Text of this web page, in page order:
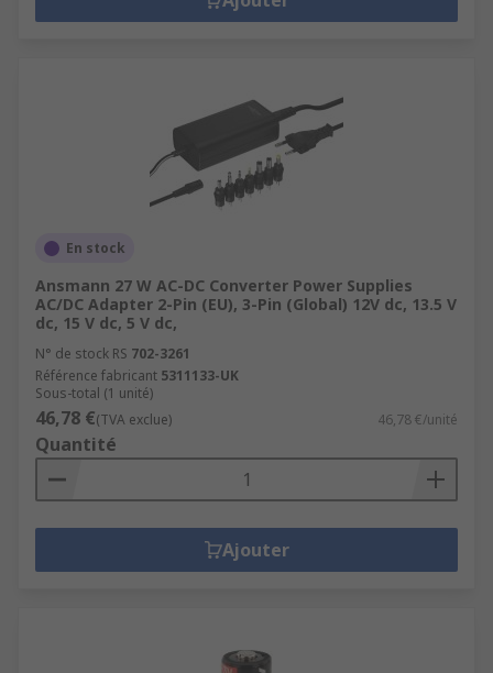
En stock
Ansmann 27 W AC-DC Converter Power Supplies
AC/DC Adapter 2-Pin (EU), 3-Pin (Global) 12V dc, 13.5 V
dc, 15 V dc, 5 V dc,
N° de stock RS 702-3261
Référence fabricant 5311133-UK
Sous-total (1 unité)
46,78 €(TVA exclue) 46,78 €/unité
Quantité
Ajouter